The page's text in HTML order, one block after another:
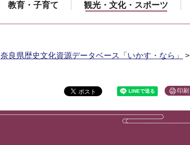
教育・子育て 観光・文化・スポーツ
奈良県歴史文化資源データベース「いかす・なら」 >
印刷